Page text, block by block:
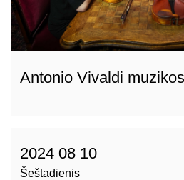
Antonio Vivaldi
2024 08 10
Šeštadienis